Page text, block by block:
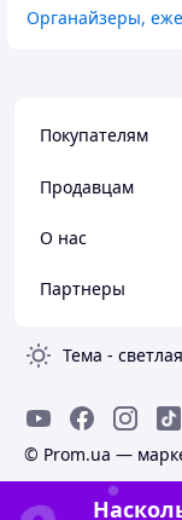
Органайзеры,
Покупателям
Продавцам
О нас
Партнеры
Тема - светлая
© Prom.ua —